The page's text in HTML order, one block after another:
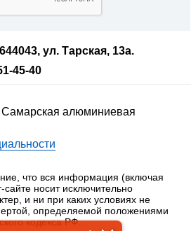
ул. Тарская, 13а.
45-40
алюминиевая
что вся информация (включая
носит исключительно
и ни при каких условиях не
определяемой положениями
кодекса РФ.